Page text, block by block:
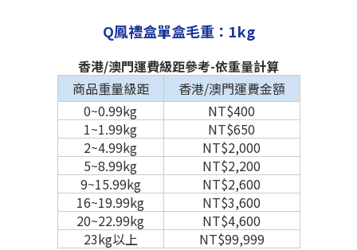
Q鳳禮盒單盒毛重：1kg
香港/澳門運費級距參考-依重量計算
商品重量級距
香港/澳門運費金額
0~0.99kg
NT$400
1~1.99kg
NT$650
2~4.99kg
NT$2,000
5~8.99kg
NT$2,200
9~15.99kg
NT$2,600
16~19.99kg
NT$3,600
20~22.99kg
NT$4,600
23kg以上
NT$99,999